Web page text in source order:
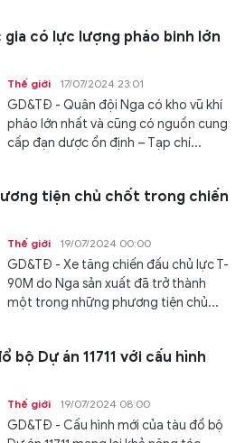
có lực lượng pháo binh lớn
Thế giới 17/07/2024 23:01
GD&TĐ - Quân đội Nga có kho vũ khí
pháo lớn nhất và cũng có nguồn cung
cấp đạn dược ổn định – Tạp chí...
tiện chủ chốt trong chiến
Thế giới 19/07/2024 00:00
GD&TĐ - Xe tăng chiến đấu chủ lực T-
90M do Nga sản xuất đã trở thành
một trong những phương tiện chủ...
Dự án 11711 với cấu hình
Thế giới 19/07/2024 08:00
GD&TĐ - Cấu hình mới của tàu đổ bộ